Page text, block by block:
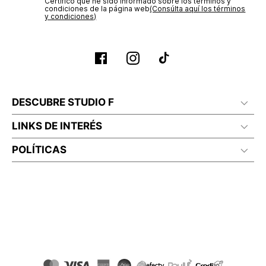
condiciones de la página web‎(Consúlta aquí los términos
y condiciones)
DESCUBRE STUDIO F
LINKS DE INTERÉS
POLÍTICAS